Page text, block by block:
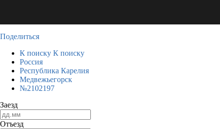
Поделиться
К поиску К поиску
Россия
Республика Карелия
Медвежьегорск
№2102197
Заезд
Отъезд